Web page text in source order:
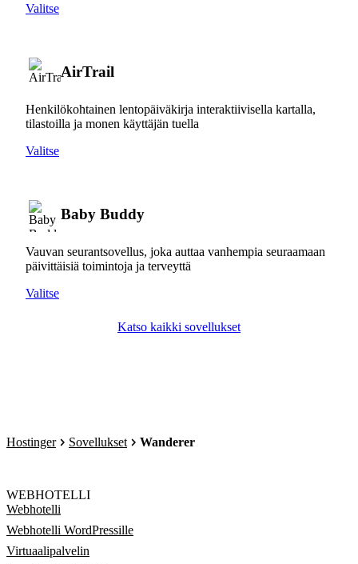
Valitse
AirTrail
Henkilökohtainen lentopäiväkirja interaktiivisella kartalla,
tilastoilla ja monen käyttäjän tuella
Valitse
Baby Buddy
Vauvan seurantsovellus, joka auttaa vanhempia seuraamaan
päivittäisiä toimintoja ja terveyttä
Valitse
Katso kaikki sovellukset
Hostinger Sovellukset Wanderer
WEBHOTELLI
Webhotelli
Webhotelli WordPressille
Virtuaalipalvelin